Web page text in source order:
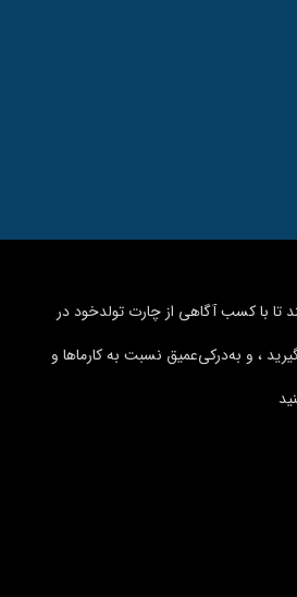
با کسب آگاهی از چارت تولدخود در
، و به‌درکی‌عمیق نسبت به کارماها و